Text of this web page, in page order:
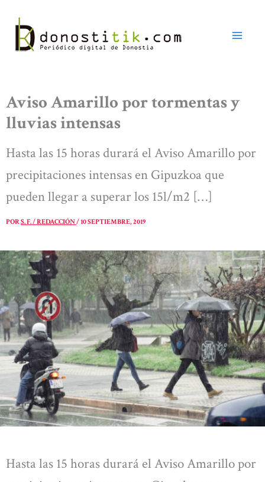
contenido
Aviso Amarillo por tormentas y
lluvias intensas
Hasta las 15 horas durará el Aviso Amarillo por
precipitaciones intensas en Gipuzkoa que
pueden llegar a superar los 15l/m2 […]
PORS. F. / REDACCIÓN/10 SEPTIEMBRE, 2019
Hasta las 15 horas durará el Aviso Amarillo por